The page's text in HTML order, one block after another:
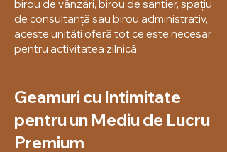
birou de vânzări, birou de șantier, spațiu
de consultanță sau birou administrativ,
aceste unități oferă tot ce este necesar
pentru activitatea zilnică.
Geamuri cu Intimitate
pentru un Mediu de Lucru
Premium